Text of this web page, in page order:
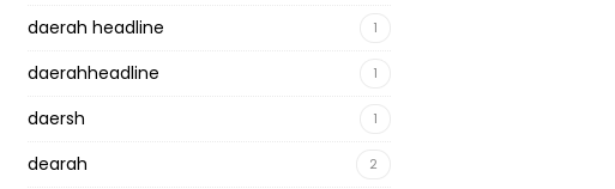
daerah headline 1
daerahheadline 1
daersh 1
dearah 2